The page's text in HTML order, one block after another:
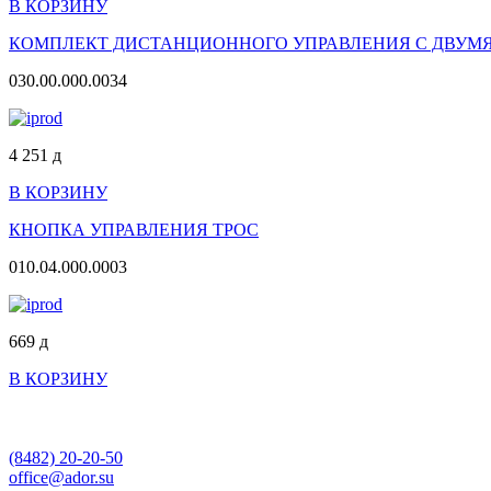
В КОРЗИНУ
КОМПЛЕКТ ДИСТАНЦИОННОГО УПРАВЛЕНИЯ С
030.00.000.0034
4 251 д
В КОРЗИНУ
КНОПКА УПРАВЛЕНИЯ ТРОС
010.04.000.0003
669 д
В КОРЗИНУ
(8482) 20-20-50
office@ador.su